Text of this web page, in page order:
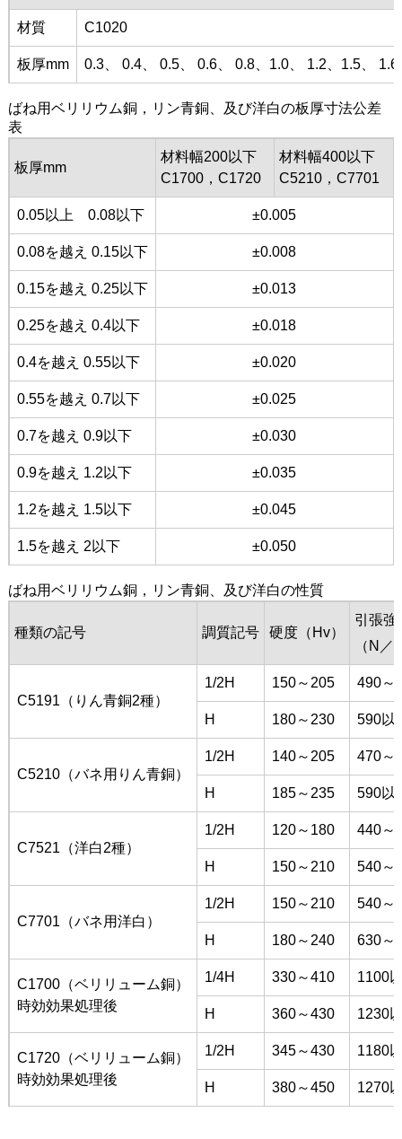
材質 C1020
板厚mm 0.3、 0.4、 0.5、 0.6、 0.8、1.0、 1.2、1.5、 1.6
ばね用ベリリウム銅，リン青銅、及び洋白の板厚寸法公差
表
板厚mm
材料幅200以下
C1700，C1720
材料幅400以下
C5210，C7701
0.05以上 0.08以下 ±0.005
0.08を越え 0.15以下 ±0.008
0.15を越え 0.25以下 ±0.013
0.25を越え 0.4以下 ±0.018
0.4を越え 0.55以下 ±0.020
0.55を越え 0.7以下 ±0.025
0.7を越え 0.9以下 ±0.030
0.9を越え 1.2以下 ±0.035
1.2を越え 1.5以下 ±0.045
1.5を越え 2以下 ±0.050
ばね用ベリリウム銅，リン青銅、及び洋白の性質
種類の記号 調質記号 硬度（Hv）
引張強
（N／
C5191（りん青銅2種）
1/2H 150～205 490～
H 180～230 590以
C5210（バネ用りん青銅）
1/2H 140～205 470～
H 185～235 590以
C7521（洋白2種）
1/2H 120～180 440～
H 150～210 540～
C7701（バネ用洋白）
1/2H 150～210 540～
H 180～240 630～
C1700（ベリリューム銅）
時効効果処理後
1/4H 330～410 1100
H 360～430 1230
C1720（ベリリューム銅）
時効効果処理後
1/2H 345～430 1180
H 380～450 1270